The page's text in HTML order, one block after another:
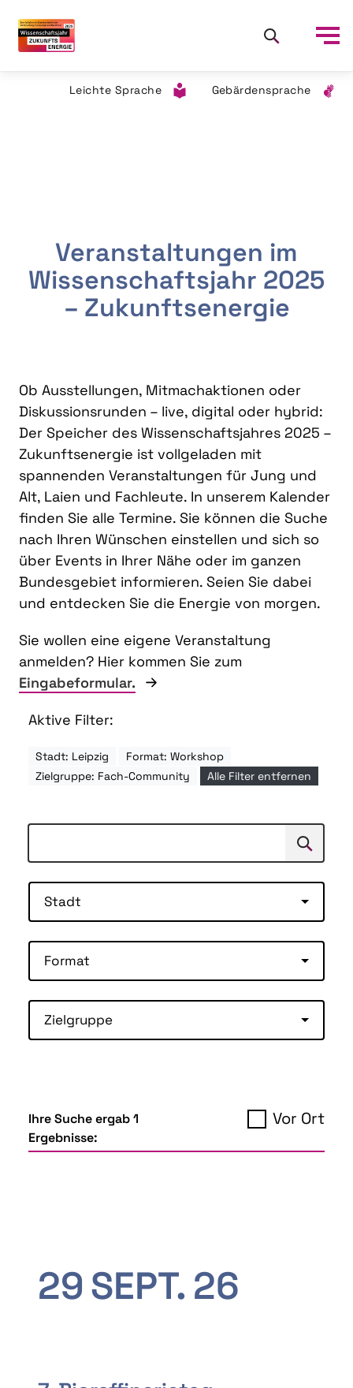
Leichte Sprache Gebärdensprache
Veranstaltungen im
Wissenschaftsjahr 2025
– Zukunftsenergie
Ob Ausstellungen, Mitmachaktionen oder
Diskussionsrunden – live, digital oder hybrid:
Der Speicher des Wissenschaftsjahres 2025 –
Zukunftsenergie ist vollgeladen mit
spannenden Veranstaltungen für Jung und
Alt, Laien und Fachleute. In unserem Kalender
finden Sie alle Termine. Sie können die Suche
nach Ihren Wünschen einstellen und sich so
über Events in Ihrer Nähe oder im ganzen
Bundesgebiet informieren. Seien Sie dabei
und entdecken Sie die Energie von morgen.
Sie wollen eine eigene Veranstaltung
anmelden? Hier kommen Sie zum
Eingabeformular.
Aktive Filter:
Stadt: Leipzig
Format: Workshop
Zielgruppe: Fach-Community
Alle Filter entfernen
Suchen
Stadt
Format
Zielgruppe
Ihre Suche ergab 1
Ergebnisse:
Vor Ort
29SEPT. 26